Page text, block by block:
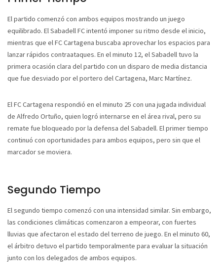
El partido comenzó con ambos equipos mostrando un juego
equilibrado. El Sabadell FC intentó imponer su ritmo desde el inicio,
mientras que el FC Cartagena buscaba aprovechar los espacios para
lanzar rápidos contraataques. En el minuto 12, el Sabadell tuvo la
primera ocasión clara del partido con un disparo de media distancia
que fue desviado por el portero del Cartagena, Marc Martínez.
El FC Cartagena respondió en el minuto 25 con una jugada individual
de Alfredo Ortuño, quien logró internarse en el área rival, pero su
remate fue bloqueado por la defensa del Sabadell. El primer tiempo
continuó con oportunidades para ambos equipos, pero sin que el
marcador se moviera.
Segundo Tiempo
El segundo tiempo comenzó con una intensidad similar. Sin embargo,
las condiciones climáticas comenzaron a empeorar, con fuertes
lluvias que afectaron el estado del terreno de juego. En el minuto 60,
el árbitro detuvo el partido temporalmente para evaluar la situación
junto con los delegados de ambos equipos.